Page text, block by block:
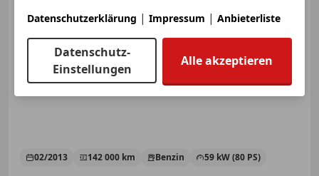
€ 3 990
02/2013 142 000 km Benzin 59 kW (80 PS)
Datenschutzerklärung | Impressum | Anbieterliste
Datenschutz-
Einstellungen
Alle akzeptieren